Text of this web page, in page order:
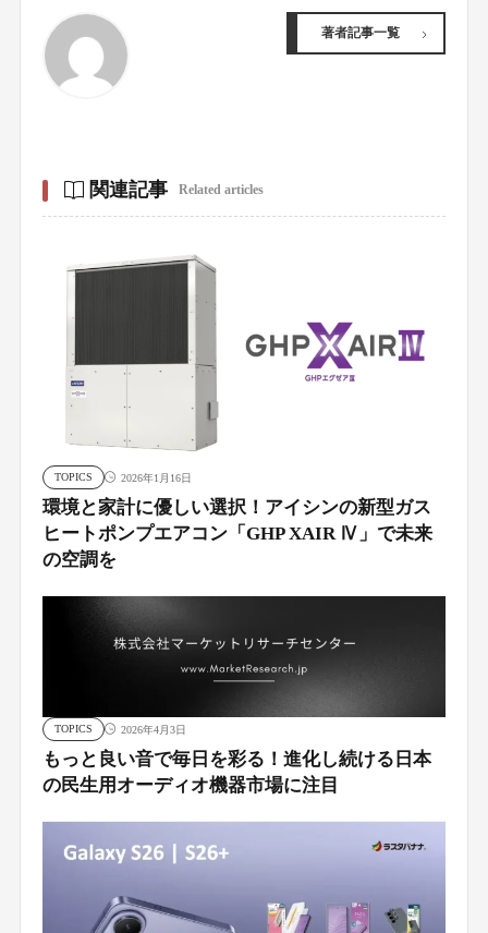
著者記事一覧
関連記事 Related articles
TOPICS 2026年1月16日
環境と家計に優しい選択！アイシンの新型ガス
ヒートポンプエアコン「GHP XAIR Ⅳ」で未来
の空調を
TOPICS 2026年4月3日
もっと良い音で毎日を彩る！進化し続ける日本
の民生用オーディオ機器市場に注目